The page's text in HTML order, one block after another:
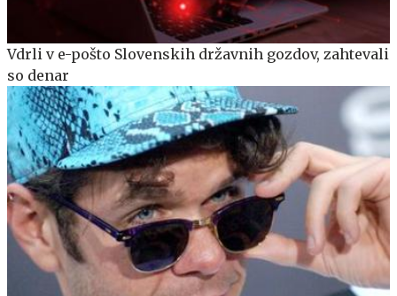
Vdrli v e-pošto Slovenskih državnih gozdov, zahtevali
so denar